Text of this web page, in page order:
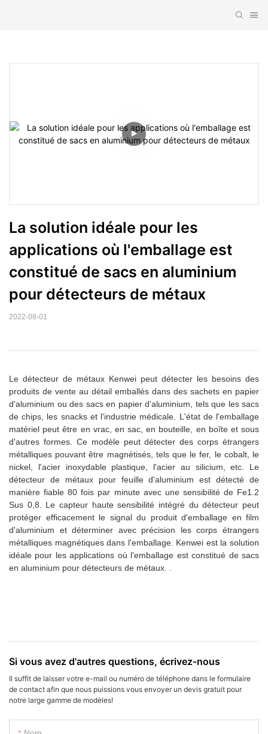
La solution idéale pour les
applications où l'emballage est
constitué de sacs en aluminium
pour détecteurs de métaux
2022-08-01
Le détecteur de métaux Kenwei peut détecter les besoins des
produits de vente au détail emballés dans des sachets en papier
d'aluminium ou des sacs en papier d'aluminium, tels que les sacs
de chips, les snacks et l'industrie médicale. L'état de l'emballage
matériel peut être en vrac, en sac, en bouteille, en boîte et sous
d'autres formes. Ce modèle peut détecter des corps étrangers
métalliques pouvant être magnétisés, tels que le fer, le cobalt, le
nickel, l'acier inoxydable plastique, l'acier au silicium, etc. Le
détecteur de métaux pour feuille d'aluminium est détecté de
manière fiable 80 fois par minute avec une sensibilité de Fe1.2
Sus 0,8. Le capteur haute sensibilité intégré du détecteur peut
protéger efficacement le signal du produit d'emballage en film
d'aluminium et déterminer avec précision les corps étrangers
métalliques magnétiques dans l'emballage. Kenwei est la solution
idéale pour les applications où l'emballage est constitué de sacs
en aluminium pour détecteurs de métaux. .
Si vous avez d'autres questions, écrivez-nous
Il suffit de laisser votre e-mail ou numéro de téléphone dans le formulaire
de contact afin que nous puissions vous envoyer un devis gratuit pour
notre large gamme de modèles!